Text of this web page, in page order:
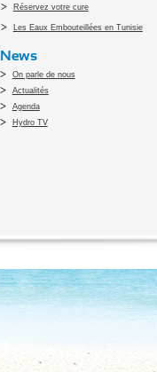
Réservez votre cure
Les Eaux Embouteillées en Tunisie
News
On parle de nous
Actualités
Agenda
Hydro TV